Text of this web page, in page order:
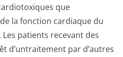
que
la fonction cardiaque du
patients recevant des
d’untraitement par d’autres